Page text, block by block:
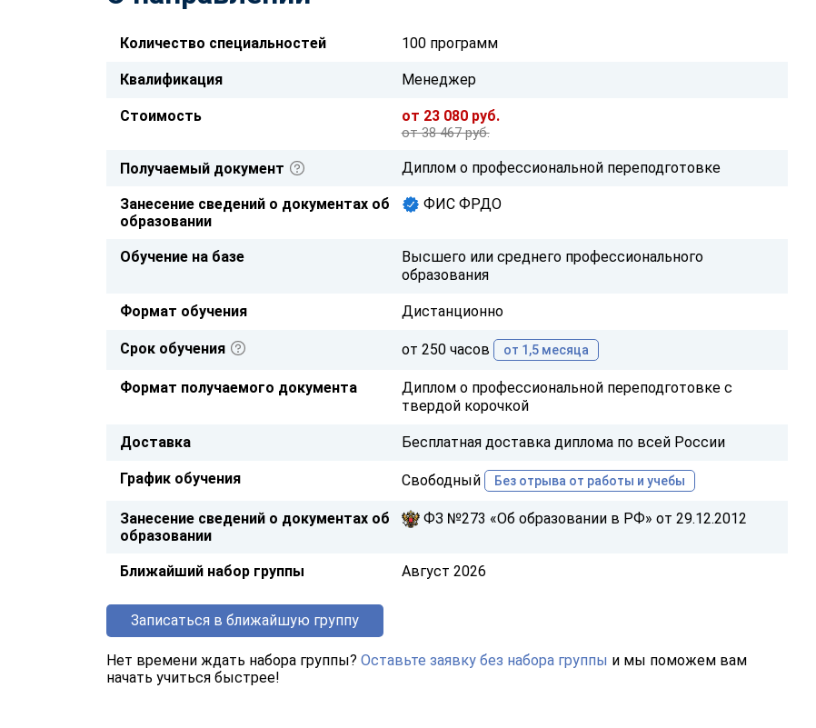
Количество специальностей 100 программ
Квалификация Менеджер
Стоимость от 23 080 руб.
от 38 467 руб.
Получаемый документ Диплом о профессиональной переподготовке
Занесение сведений о документах об
образовании
ФИС ФРДО
Обучение на базе
Высшего или среднего профессионального
образования
Формат обучения Дистанционно
Срок обучения от 250 часов от 1,5 месяца
Формат получаемого документа
Диплом о профессиональной переподготовке с
твердой корочкой
Доставка Бесплатная доставка диплома по всей России
График обучения Свободный Без отрыва от работы и учебы
Занесение сведений о документах об
образовании
ФЗ №273 «Об образовании в РФ» от 29.12.2012
Ближайший набор группы Август 2026
Записаться в ближайшую группу
Нет времени ждать набора группы? Оставьте заявку без набора группы и мы поможем вам
начать учиться быстрее!